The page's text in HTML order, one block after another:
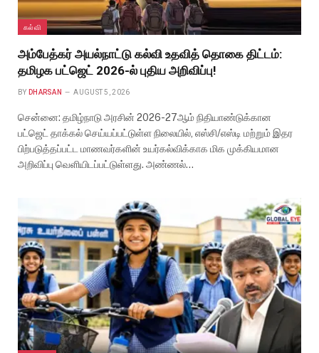
கல்வி
அம்பேத்கர் அயல்நாட்டு கல்வி உதவித் தொகை திட்டம்:
தமிழக பட்ஜெட் 2026-ல் புதிய அறிவிப்பு!
BY DHARSAN AUGUST 5, 2026
சென்னை: தமிழ்நாடு அரசின் 2026-27ஆம் நிதியாண்டுக்கான
பட்ஜெட் தாக்கல் செய்யப்பட்டுள்ள நிலையில், எஸ்சி/எஸ்டி மற்றும் இதர
பிற்படுத்தப்பட்ட மாணவர்களின் உயர்கல்விக்காக மிக முக்கியமான
அறிவிப்பு வெளியிடப்பட்டுள்ளது. அண்ணல்…